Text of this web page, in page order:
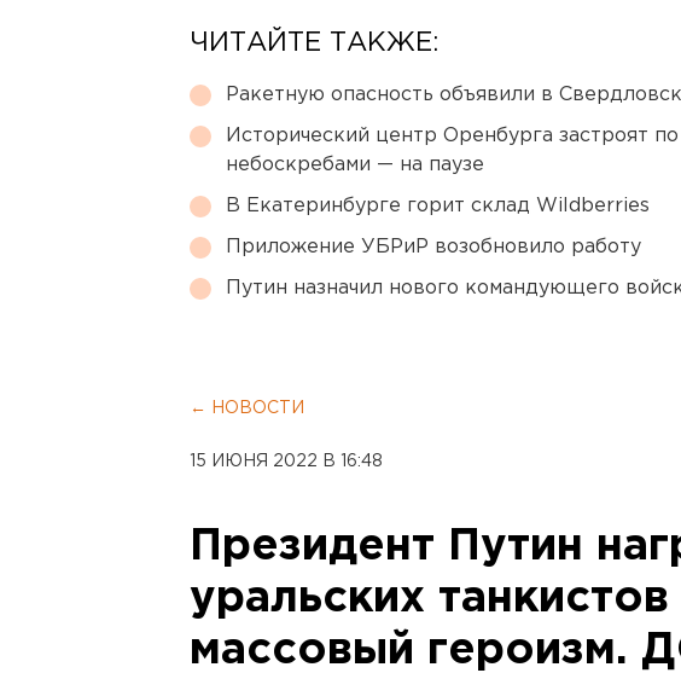
ЧИТАЙТЕ ТАКЖЕ:
Ракетную опасность объявили в
Исторический центр Оренбурга застроят
небоскребами — на паузе
В Екатеринбурге горит склад Wildberries
Приложение УБРиР возобновило работу
Путин назначил нового командующего
← НОВОСТИ
15 ИЮНЯ 2022 В 16:48
Президент Путин
уральских танкистов
массовый героизм.